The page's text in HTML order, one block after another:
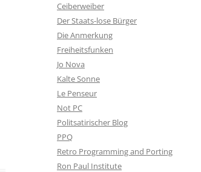
Ceiberweiber
Der Staats-lose Bürger
Die Anmerkung
Freiheitsfunken
Jo Nova
Kalte Sonne
Le Penseur
Not PC
Politsatirischer Blog
PPQ
Retro Programming and Porting
Ron Paul Institute